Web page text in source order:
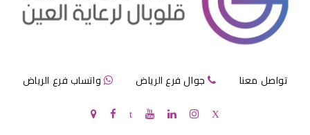
عمليات تجميل العيون الجاحظة
تواصل معنا جوال فرع الرياض واتساب فرع الرياض